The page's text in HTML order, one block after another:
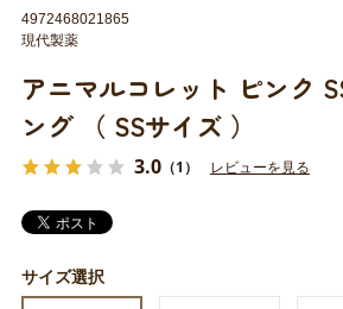
アニマルコレット ピンク
ング （ SSサイズ ）
3.0（1） レビューを見る
4972468021865
現代製薬
サイズ選択